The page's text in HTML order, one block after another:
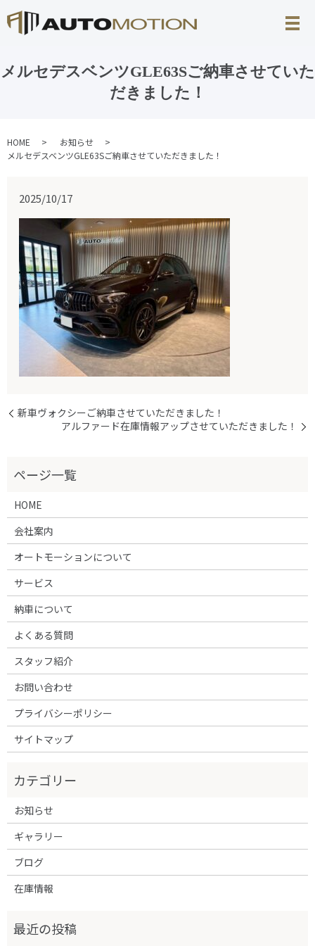
メルセデスベンツGLE63Sご納車させていた
だきました！
HOME
お知らせ
メルセデスベンツGLE63Sご納車させていただきました！
2025/10/17
新車ヴォクシーご納車させていただきました！
アルファード在庫情報アップさせていただきました！
HOME
会社案内
オートモーションについて
サービス
納車について
よくある質問
スタッフ紹介
お問い合わせ
プライバシーポリシー
サイトマップ
お知らせ
ギャラリー
ブログ
在庫情報